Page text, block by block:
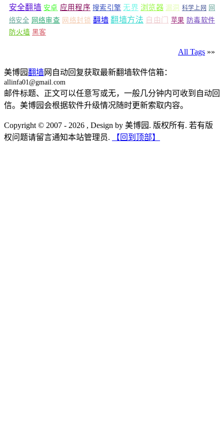
安全翻墙 安卓 应用程序 搜索引擎 无界 浏览器 漏洞 科学上网 网
络安全 网络审查 网络封锁 翻墙 翻墙方法 自由门 苹果 防毒软件
防火墙 黑客
All Tags »»
美博园翻墙网自动回复获取最新翻墙软件信箱：
allinfa01@gmail.com
邮件标题、正文可以任意写或无，一般几分钟内可收到自动回
信。美博园会根据软件升级情况随时更新索取内容。
Copyright © 2007 - 2026 , Design by 美博园. 版权所有. 若有版
权问题请留言通知本站管理员.
【回到顶部】